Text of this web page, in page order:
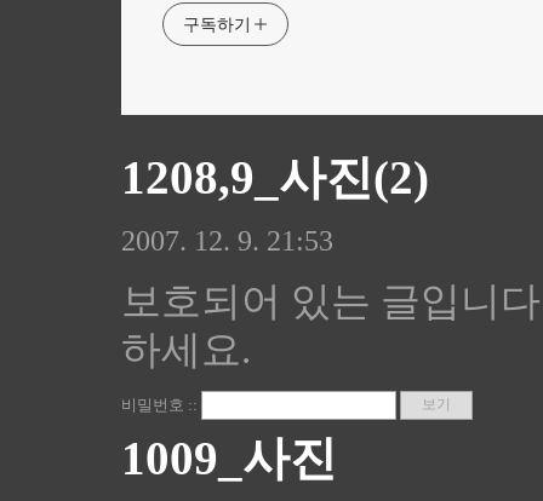
구독하기
1208,9_사진(2)
2007. 12. 9. 21:53
보호되어 있는 글입니
하세요.
비밀번호 ::
1009_사진